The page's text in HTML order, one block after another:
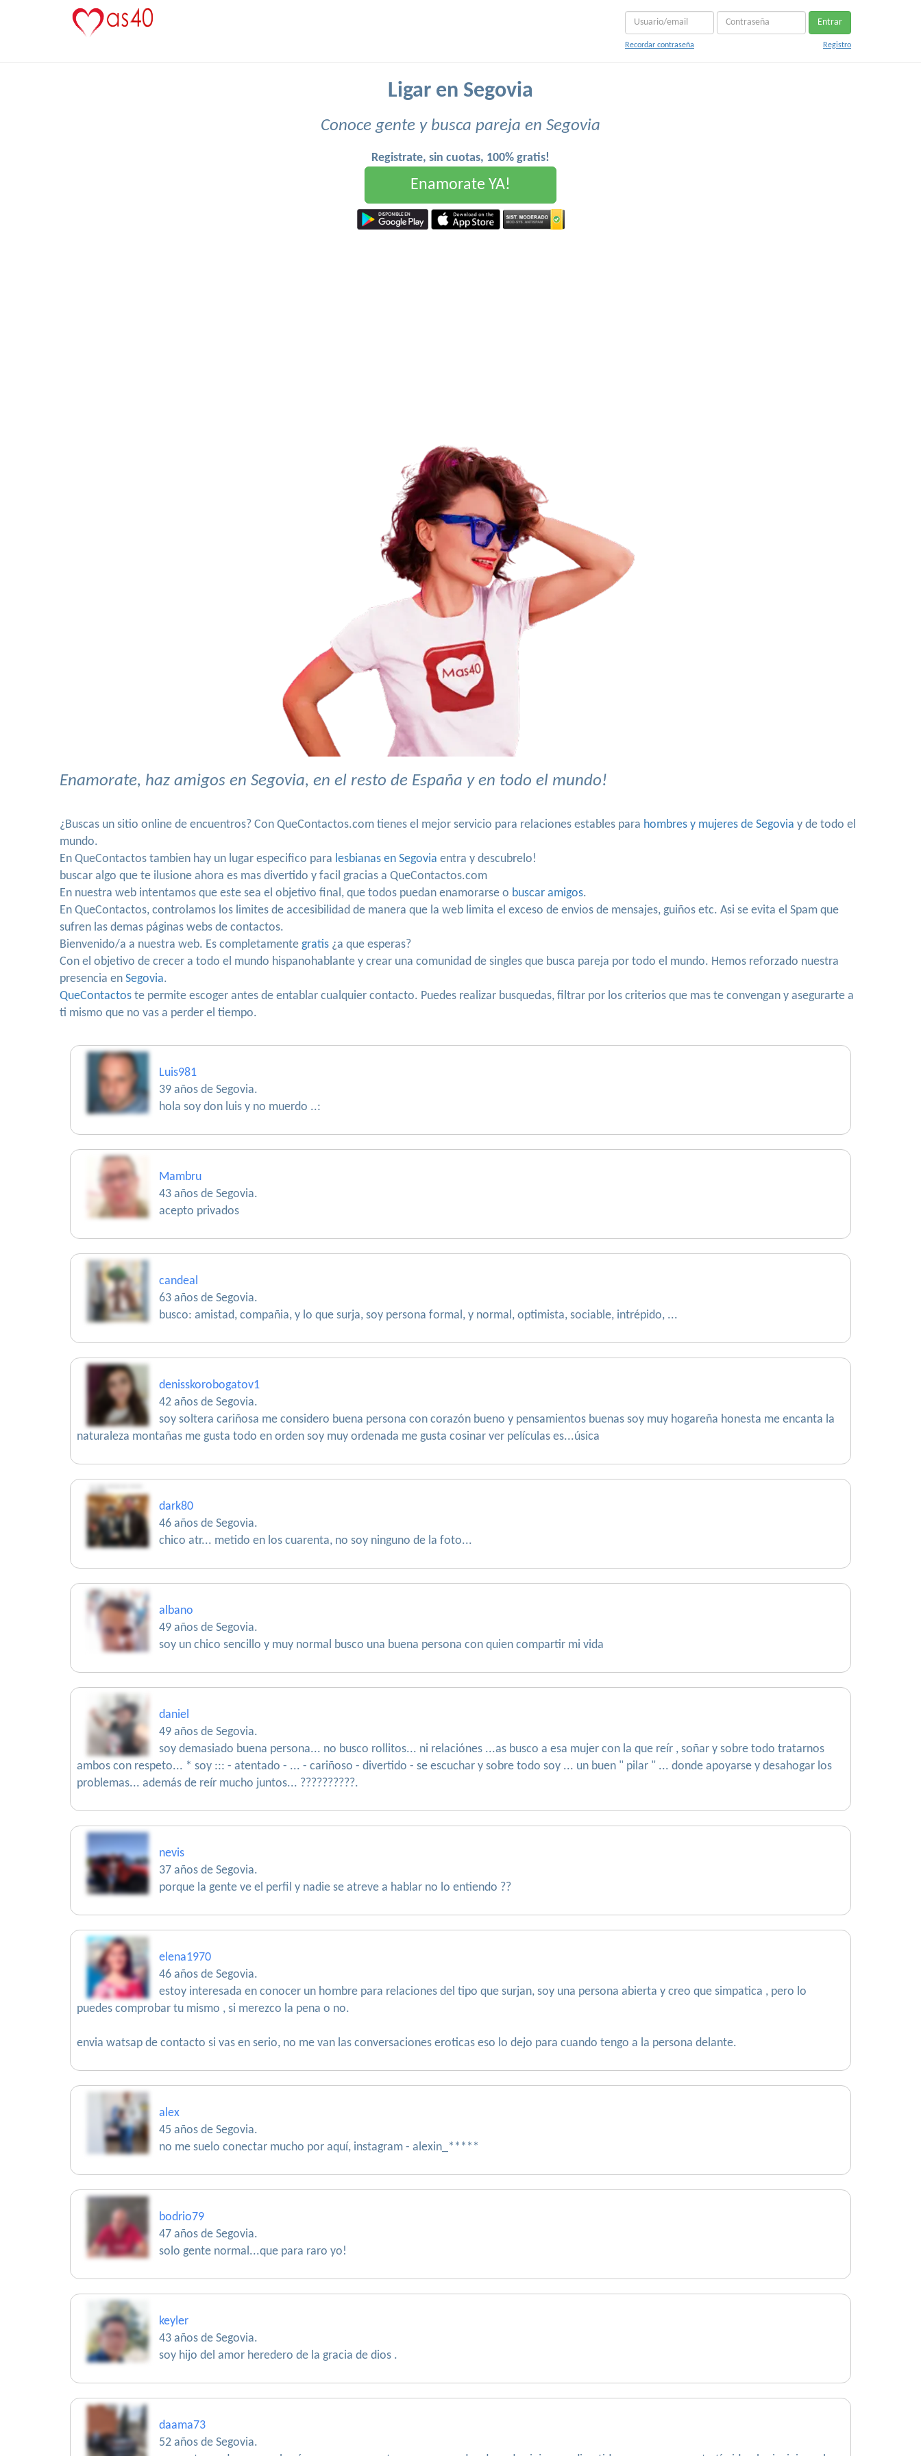
Entrar
Recordar contraseña Registro
Ligar en Segovia
Conoce gente y busca pareja en Segovia
Registrate, sin cuotas, 100% gratis!
Enamorate YA!
Enamorate, haz amigos en Segovia, en el resto de España y en todo el mundo!
¿Buscas un sitio online de encuentros? Con QueContactos.com tienes el mejor servicio para relaciones estables para hombres y mujeres de Segovia y de todo el
mundo.
En QueContactos tambien hay un lugar especifico para lesbianas en Segovia entra y descubrelo!
buscar algo que te ilusione ahora es mas divertido y facil gracias a QueContactos.com
En nuestra web intentamos que este sea el objetivo final, que todos puedan enamorarse o buscar amigos.
En QueContactos, controlamos los limites de accesibilidad de manera que la web limita el exceso de envios de mensajes, guiños etc. Asi se evita el Spam que
sufren las demas páginas webs de contactos.
Bienvenido/a a nuestra web. Es completamente gratis ¿a que esperas?
Con el objetivo de crecer a todo el mundo hispanohablante y crear una comunidad de singles que busca pareja por todo el mundo. Hemos reforzado nuestra
presencia en Segovia.
QueContactos te permite escoger antes de entablar cualquier contacto. Puedes realizar busquedas, filtrar por los criterios que mas te convengan y asegurarte a
ti mismo que no vas a perder el tiempo.
Luis981
39 años de Segovia.
hola soy don luis y no muerdo ..:
Mambru
43 años de Segovia.
acepto privados
candeal
63 años de Segovia.
busco: amistad, compañia, y lo que surja, soy persona formal, y normal, optimista, sociable, intrépido, ...
denisskorobogatov1
42 años de Segovia.
soy soltera cariñosa me considero buena persona con corazón bueno y pensamientos buenas soy muy hogareña honesta me encanta la
naturaleza montañas me gusta todo en orden soy muy ordenada me gusta cosinar ver películas es...úsica
dark80
46 años de Segovia.
chico atr... metido en los cuarenta, no soy ninguno de la foto...
albano
49 años de Segovia.
soy un chico sencillo y muy normal busco una buena persona con quien compartir mi vida
daniel
49 años de Segovia.
soy demasiado buena persona... no busco rollitos... ni relaciónes ...as busco a esa mujer con la que reír , soñar y sobre todo tratarnos
ambos con respeto... * soy ::: - atentado - ... - cariñoso - divertido - se escuchar y sobre todo soy ... un buen " pilar " ... donde apoyarse y desahogar los
problemas... además de reír mucho juntos... ??????????.
nevis
37 años de Segovia.
porque la gente ve el perfil y nadie se atreve a hablar no lo entiendo ??
elena1970
46 años de Segovia.
estoy interesada en conocer un hombre para relaciones del tipo que surjan, soy una persona abierta y creo que simpatica , pero lo
puedes comprobar tu mismo , si merezco la pena o no.
envia watsap de contacto si vas en serio, no me van las conversaciones eroticas eso lo dejo para cuando tengo a la persona delante.
alex
45 años de Segovia.
no me suelo conectar mucho por aquí, instagram - alexin_*****
bodrio79
47 años de Segovia.
solo gente normal...que para raro yo!
keyler
43 años de Segovia.
soy hijo del amor heredero de la gracia de dios .
daama73
52 años de Segovia.